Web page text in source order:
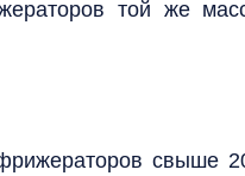
той же
свыше